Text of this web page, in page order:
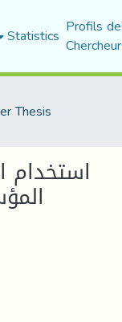
Statistics Profils
Thesis
استخدام